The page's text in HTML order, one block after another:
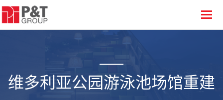
维多利亚公园游泳池场馆重建